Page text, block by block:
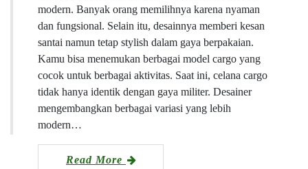
modern. Banyak orang memilihnya karena nyaman
dan fungsional. Selain itu, desainnya memberi kesan
santai namun tetap stylish dalam gaya berpakaian.
Kamu bisa menemukan berbagai model cargo yang
cocok untuk berbagai aktivitas. Saat ini, celana cargo
tidak hanya identik dengan gaya militer. Desainer
mengembangkan berbagai variasi yang lebih
modern…
Read More